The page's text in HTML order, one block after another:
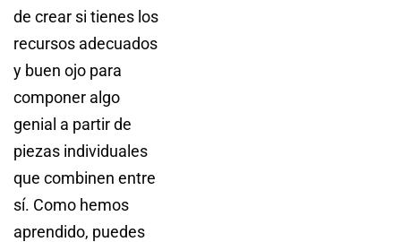
de crear si tienes los
recursos adecuados
y buen ojo para
componer algo
genial a partir de
piezas individuales
que combinen entre
sí. Como hemos
aprendido, puedes